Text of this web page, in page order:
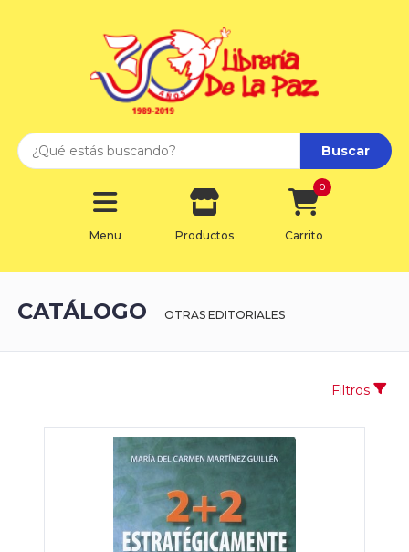
Buscar
Menu Productos Carrito
0
CATÁLOGO OTRAS EDITORIALES
Filtros